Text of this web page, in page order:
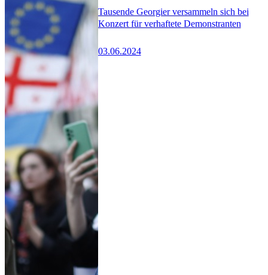
Tausende Georgier versammeln sich bei
Konzert für verhaftete Demonstranten
03.06.2024